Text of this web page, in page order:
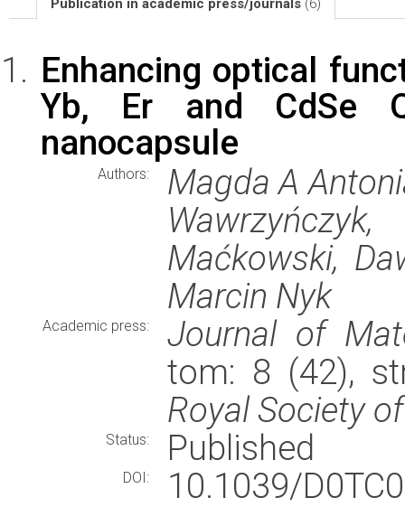
Publication in academic press/journals (6)
Enhancing optical
Yb, Er and CdSe
nanocapsule
Authors:
Magda A
Maćkowski,
Marcin Nyk
Academic press:
Journal of
tom: 8 (42),
Royal Society
Status: Published
DOI:
10.1039/